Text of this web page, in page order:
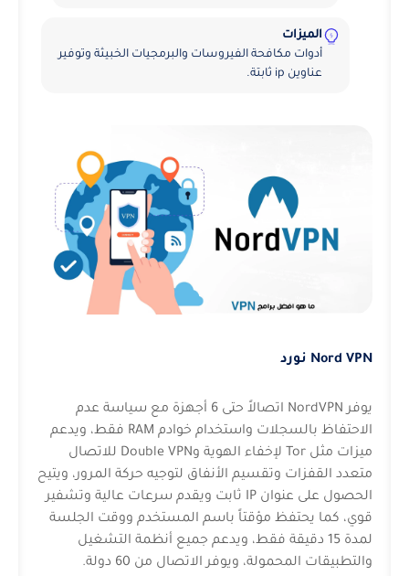
الميزات
أدوات مكافحة الفيروسات والبرمجيات الخبيثة وتوفير
عناوين ip ثابتة.
Nord VPN نورد
يوفر NordVPN اتصالاً حتى 6 أجهزة مع سياسة عدم
الاحتفاظ بالسجلات واستخدام خوادم RAM فقط، ويدعم
ميزات مثل Tor لإخفاء الهوية وDouble VPN للاتصال
متعدد القفزات وتقسيم الأنفاق لتوجيه حركة المرور، ويتيح
الحصول على عنوان IP ثابت ويقدم سرعات عالية وتشفير
قوي، كما يحتفظ مؤقتاً باسم المستخدم ووقت الجلسة
لمدة 15 دقيقة فقط، ويدعم جميع أنظمة التشغيل
والتطبيقات المحمولة، ويوفر الاتصال من 60 دولة.